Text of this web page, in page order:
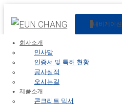
내비게이
회사소개
인사말
인증서 및 특허 현황
공사실적
오시는길
제품소개
콘크리트 믹서
국내에서 최초로 개발된 “트윈 스파이
몰탈 코팅 문제와 믹싱의 혁시적인 업
드가 보다 강력한 배합 성능을 자랑하
리트 믹서입니다.
고객의 미래가치 창조
은창기업은 항상 고객과 함께 합니다.